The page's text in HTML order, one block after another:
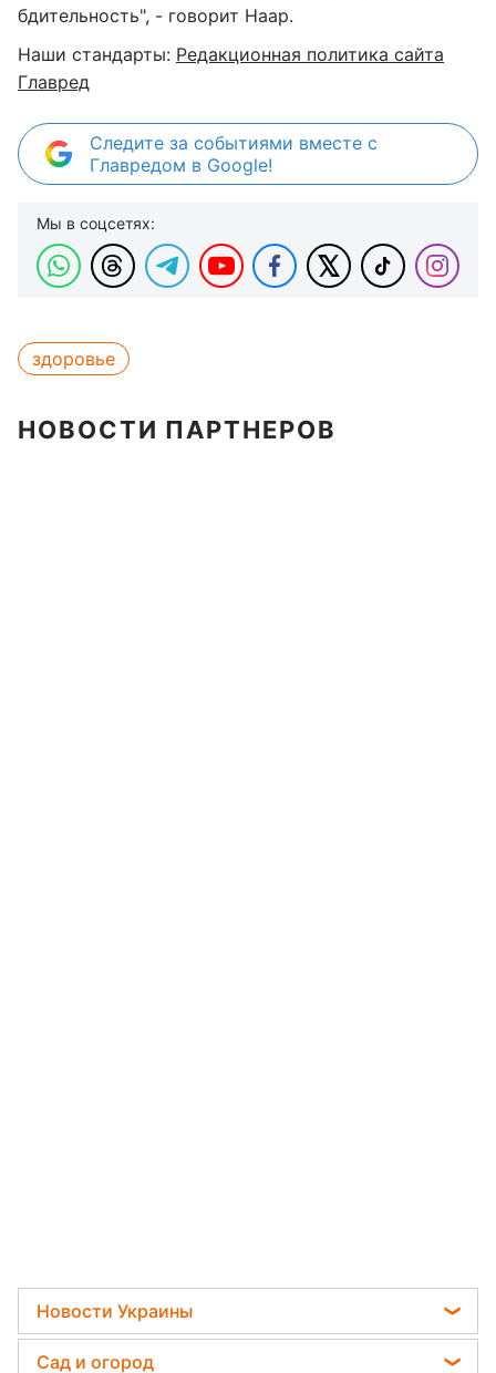
бдительность", - говорит Наар.
Наши стандарты: Редакционная политика сайта
Главред
Следите за событиями вместе с
Главредом в Google!
Мы в соцсетях:
здоровье
НОВОСТИ ПАРТНЕРОВ
Новости Украины
Телеграм новости Украины
Сад и огород